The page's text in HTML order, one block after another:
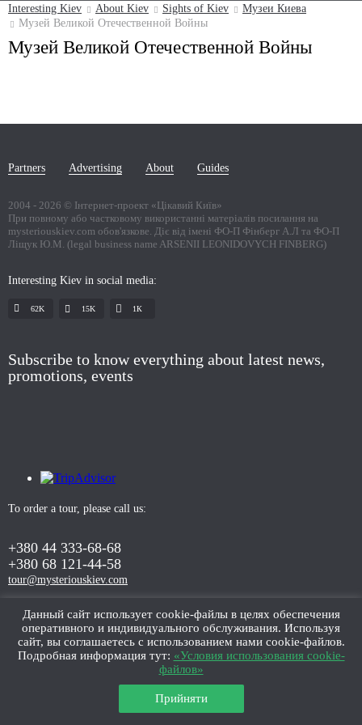
Interesting Kiev About Kiev Sights of Kiev
Музеи Киева
Музей Великой Отечественной Войны
Музей Великой Отечественной Войны
Partners Advertising About Guides
2004 - 2026 © Інтернет-проект «Цікавий Київ»
При повному або частковому використанні матеріалів посилання на
mysteriouskiev.com обов'язкове. Діє від імені ФО-П Фінберг А.Л та ФО-П
Ліщук Ю.М. (legal business name ARSENII LEONIDOVYCH FINBERG)
Interesting Kiev in social media:
62K 15K 1К
Subscribe to know everything about latest news,
promotions, events
To order a tour, please call us:
+380 44 333-68-68
+380 68 121-44-58
tour@mysteriouskiev.com
Данный сайт использует cookie-файлы в целях обеспечения
оперативного и индивидуального обслуживания. Используя
сайт, вы соглашаетесь с использованием нами cookie-файлов.
Подробная информация тут: «Условия использования cookie-
файлов»
Прийняти